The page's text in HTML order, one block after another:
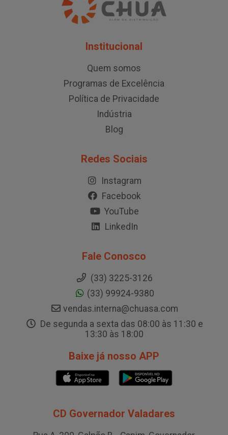
Institucional
Quem somos
Programas de Excelência
Política de Privacidade
Indústria
Blog
Redes Sociais
Instagram
Facebook
YouTube
LinkedIn
Fale Conosco
(33) 3225-3126
(33) 99924-9380
vendas.interna@chuasa.com
De segunda a sexta das 08:00 às 11:30 e
13:30 às 18:00
Baixe já nosso APP
CD Governador Valadares